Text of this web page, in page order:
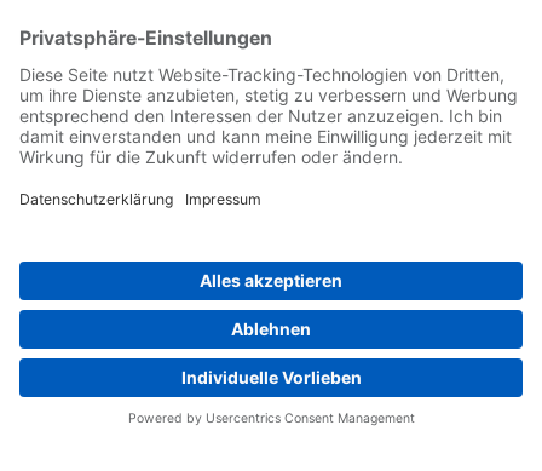
Newsletter
Follow us on...
Home Impressum Privacy
Cookie Choices
Whistleblowing
Yaskawa Europe GmbH